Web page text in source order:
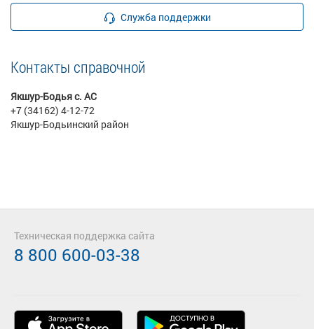
Служба поддержки
Контакты справочной
Якшур-Бодья с. АС
+7 (34162) 4-12-72
Якшур-Бодьинский район
Техническая поддержка сайта
8 800 600-03-38